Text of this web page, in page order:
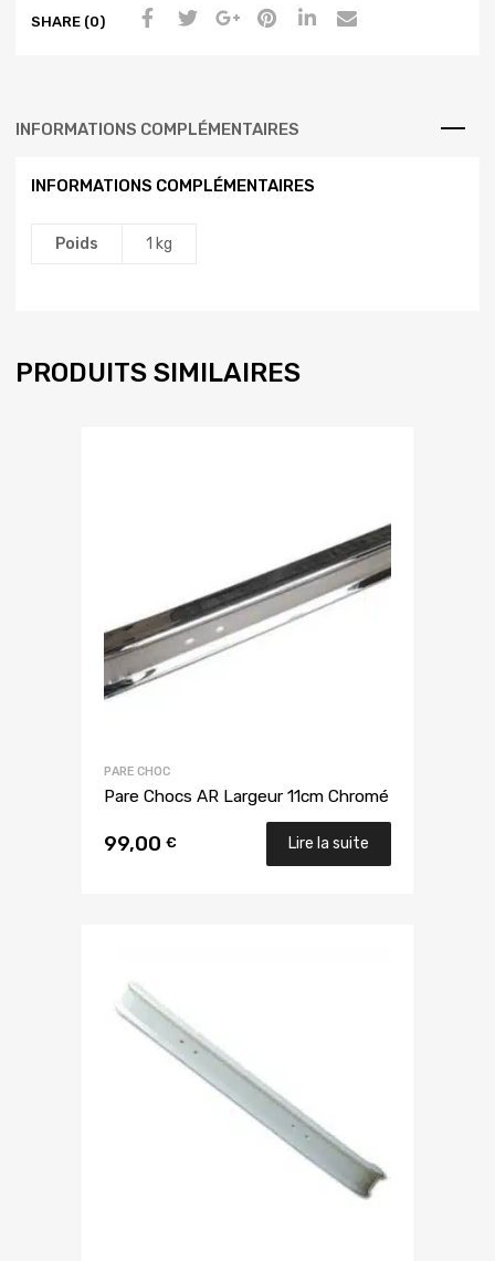
SHARE (0)
INFORMATIONS COMPLÉMENTAIRES
INFORMATIONS COMPLÉMENTAIRES
Poids 1 kg
PRODUITS SIMILAIRES
PARE CHOC
Pare Chocs AR Largeur 11cm Chromé
99,00 € Lire la suite